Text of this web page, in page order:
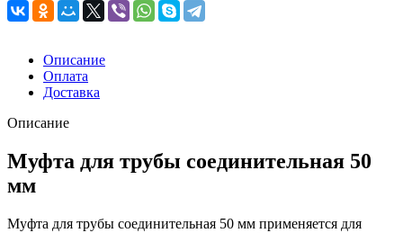
Описание
Оплата
Доставка
Описание
Муфта для трубы соединительная 50
мм
Муфта для трубы соединительная 50 мм применяется для